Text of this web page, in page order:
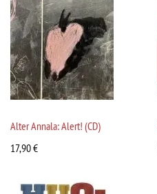
Alter Annala: Alert! (CD)
17,90€